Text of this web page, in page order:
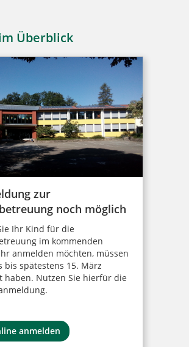
Überblick
zur
noch möglich
Ihr Kind für die
im kommenden
anmelden möchten, müssen
bis spätestens 15. März
haben. Nutzen Sie hierfür die
anmelden